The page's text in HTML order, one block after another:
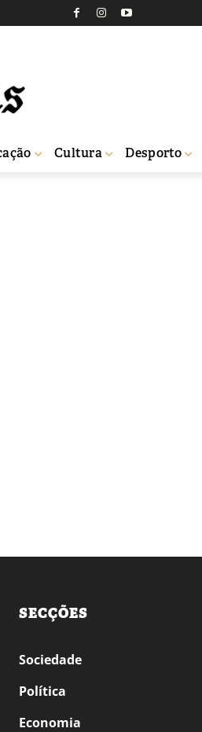
Cultura Desporto
SECÇÕES
Sociedade
Política
Economia